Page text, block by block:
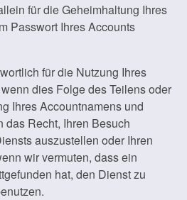
für die Geheimhaltung Ihres
Passwort Ihres Accounts
für die Nutzung Ihres
dies Folge des Teilens oder
Ihres Accountnamens und
das Recht, Ihren Besuch
auszustellen oder Ihren
wir vermuten, dass ein
hat, den Dienst zu